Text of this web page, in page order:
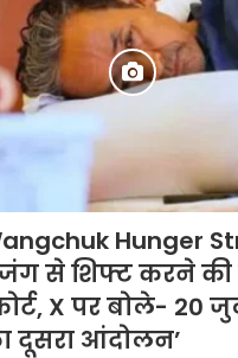
Hunger
से शिफ्ट करने की
X पर बोले- 20
दूसरा आंदोलन’